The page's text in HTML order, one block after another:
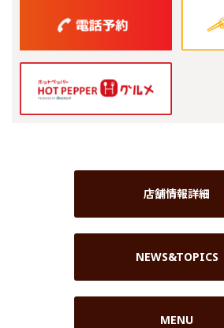
店舗情報詳細
NEWS&TOPICS
MENU